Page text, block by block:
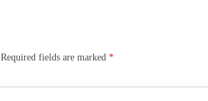
Required fields are marked *